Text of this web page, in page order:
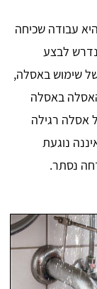
היא עבודה שכיחה
נדרש לבצע
שימוש באסלה,
באסלה
אסלה רגילה
נוגעת
נסתר.